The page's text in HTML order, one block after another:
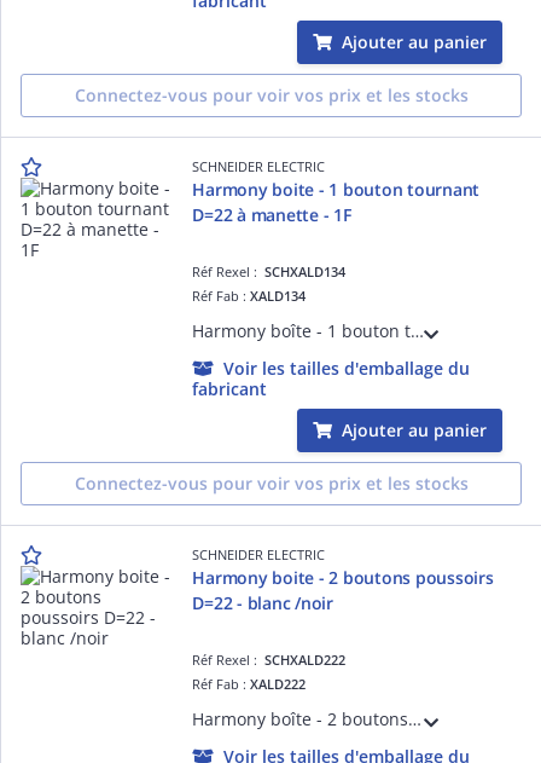
Ajouter au panier
Connectez-vous pour voir vos prix et les stocks
SCHNEIDER ELECTRIC
Harmony boite - 1 bouton tournant
D=22 à manette - 1F
Réf Rexel :SCHXALD134
Réf Fab :XALD134
Harmony boîte - 1 bouton tournant D=22 à manette - 1F - IP66, IP67, IP69, IP69K - couleur de la base du boîtier : gris clair (RAL 7035) - couleur du capot : gris foncé (RAL 7016) - pour unités de commande et signalisation XB5 D= 22 mm
Voir les tailles d'emballage du
fabricant
Ajouter au panier
Connectez-vous pour voir vos prix et les stocks
SCHNEIDER ELECTRIC
Harmony boite - 2 boutons poussoirs
D=22 - blanc /noir
Réf Rexel :SCHXALD222
Réf Fab :XALD222
Harmony boîte - 2 boutons poussoirs D=22 - blanc /noir - IP66, IP67, IP69, IP69K - couleur de la base du boîtier : gris clair (RAL 7035) - couleur du capot : gris foncé (RAL 7016) - pour unités de commande et signalisation XB5 D= 22 mm
Voir les tailles d'emballage du